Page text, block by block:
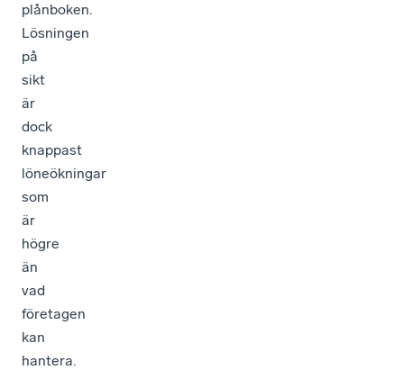
plånboken.
Lösningen
på
sikt
är
dock
knappast
löneökningar
som
är
högre
än
vad
företagen
kan
hantera.